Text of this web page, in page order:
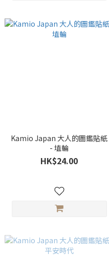
Kamio Japan 大人的圖鑑貼紙
- 埴輪
HK$24.00